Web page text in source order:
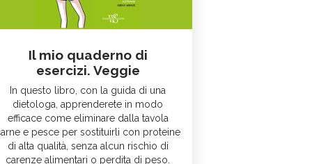
Il mio quaderno di
esercizi. Veggie
In questo libro, con la guida di una
dietologa, apprenderete in modo
efficace come eliminare dalla tavola
e pesce per sostituirli con proteine
di alta qualità, senza alcun rischio di
carenze alimentari o perdita di peso.